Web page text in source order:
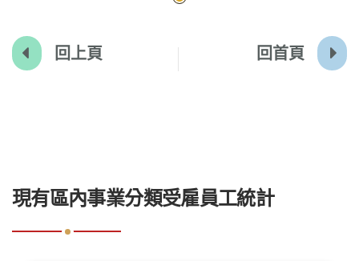
現有區內事業分類受雇員工統計
回上頁 回首頁